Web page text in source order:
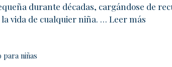
durante décadas, cargándose de
vida de cualquier niña. … Leer más
niñas